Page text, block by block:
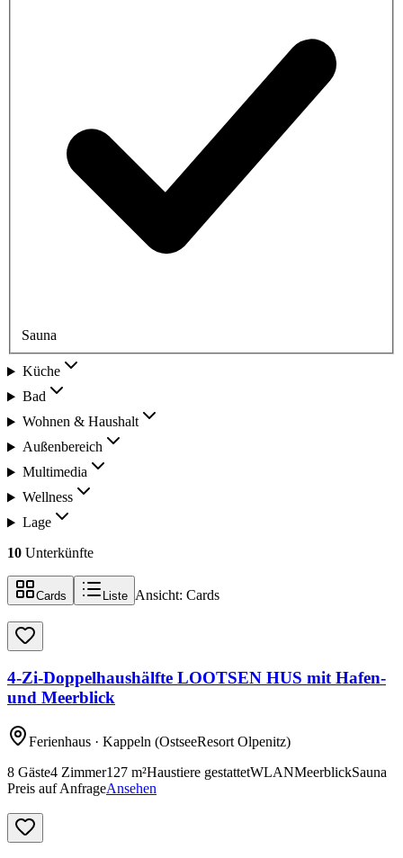
Sauna
Küche
Bad
Wohnen & Haushalt
Außenbereich
Multimedia
Wellness
Lage
10 Unterkünfte
Cards Liste Ansicht: Cards
4-Zi-Doppelhaushälfte LOOTSEN HUS mit Hafen-
und Meerblick
Ferienhaus · Kappeln (OstseeResort Olpenitz)
8 Gäste4 Zimmer127 m²Haustiere gestattetWLANMeerblickSauna
Preis auf AnfrageAnsehen